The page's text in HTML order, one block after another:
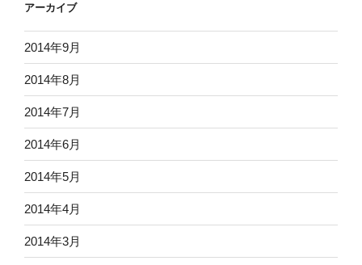
アーカイブ
2014年9月
2014年8月
2014年7月
2014年6月
2014年5月
2014年4月
2014年3月